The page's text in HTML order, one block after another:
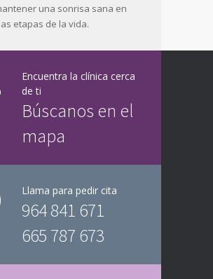
una sonrisa sana en
etapas de la vida.
Encuentra la clínica cerca
de ti
Búscanos en el
mapa
Llama para pedir cita
964 841 671
665 787 673